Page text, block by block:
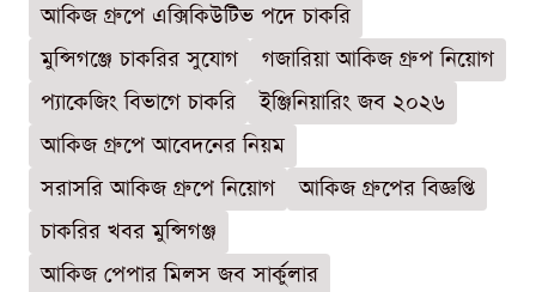
আকিজ গ্রুপে এক্সিকিউটিভ পদে চাকরি
মুন্সিগঞ্জে চাকরির সুযোগ
গজারিয়া আকিজ গ্রুপ নিয়োগ
প্যাকেজিং বিভাগে চাকরি
ইঞ্জিনিয়ারিং জব ২০২৬
আকিজ গ্রুপে আবেদনের নিয়ম
সরাসরি আকিজ গ্রুপে নিয়োগ
আকিজ গ্রুপের বিজ্ঞপ্তি
চাকরির খবর মুন্সিগঞ্জ
আকিজ পেপার মিলস জব সার্কুলার